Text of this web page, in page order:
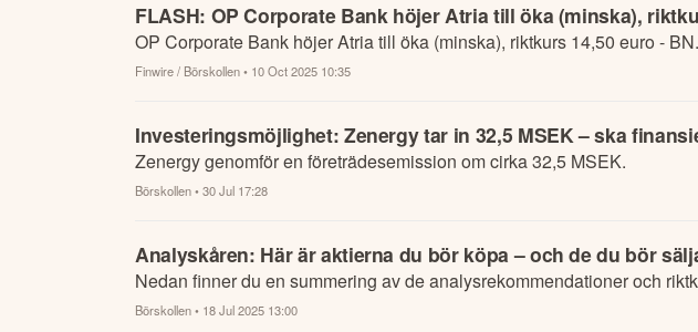
FLASH: OP Corporate Bank höjer Atria till öka (minska),
OP Corporate Bank höjer Atria till öka (minska), riktkurs 14,50 euro - BN.
Finwire / Börskollen• 10 Oct 2025 10:35
Investeringsmöjlighet: Zenergy tar in 32,5 MSEK – ska
Zenergy genomför en företrädesemission om cirka 32,5 MSEK.
Börskollen• 30 Jul 17:28
Analyskåren: Här är aktierna du bör köpa – och de du bör
Nedan finner du en summering av de analysrekommendationer och
Börskollen• 18 Jul 2025 13:00